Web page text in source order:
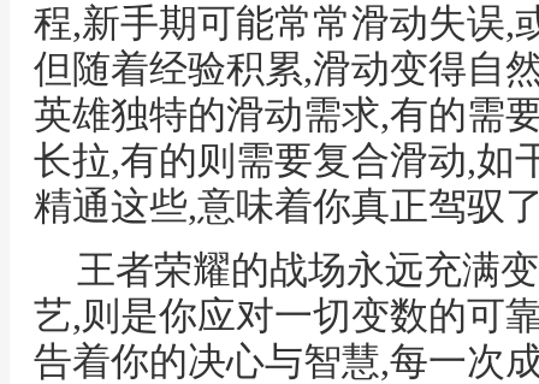
程,新手期可能常常滑动失误,
但随着经验积累,滑动变得自
英雄独特的滑动需求,有的需
长拉,有的则需要复合滑动,如
精通这些,意味着你真正驾驭
王者荣耀的战场永远充满
艺,则是你应对一切变数的可
告着你的决心与智慧,每一次